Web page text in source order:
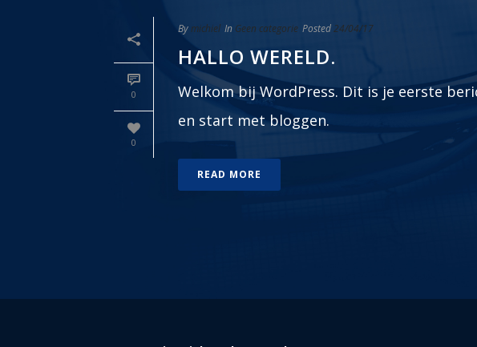
0
0
Bymichiel In Geen categorie Posted24/04/17
HALLO WERELD.
Welkom bij WordPress. Dit is je eerste
en start met bloggen.
READ MORE